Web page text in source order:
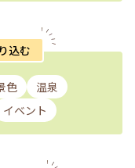
込む
色
温泉
イベント